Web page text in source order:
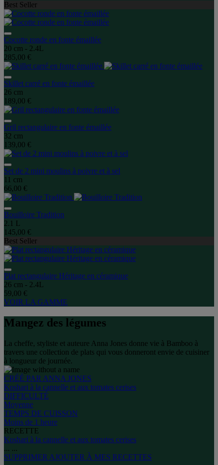
Best Seller
Cocotte ronde en fonte émaillée
20 cm - 2.4L
285,00 €
Skillet carré en fonte émaillée
26 cm
189,00 €
Gril rectangulaire en fonte émaillée
32 cm
139,00 €
Set de 2 mini moulins à poivre et à sel
11 cm
66,00 €
Bouilloire Tradition
2.1 L
145,00 €
Best Seller
Plat rectangulaire Héritage en céramique
26 cm - 2.4L
59,00 €
VOIR LA GAMME
Mangez des légumes
La cheffe, styliste et auteure Anna Jones donne vie à Bamboo à
travers une collection de plats qui vous donneront envie de cuisiner
à longueur de journée.
CRÉÉ PAR ANNA JONES
Koshari à la cannelle et aux tomates cerises
DIFFICULTÉ
Moyenne
TEMPS DE CUISSON
Moins de 1 heure
RECETTE
Koshari à la cannelle et aux tomates cerises
... ...
SUPPRIMER AJOUTER À MES RECETTES